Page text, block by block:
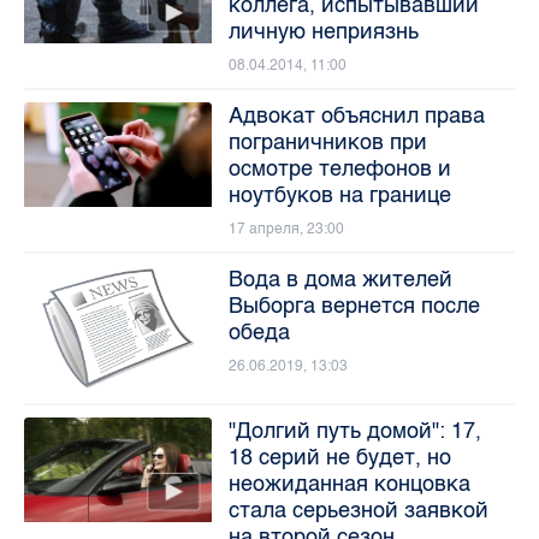
личную неприязнь
08.04.2014, 11:00
Адвокат объяснил права
пограничников при
осмотре телефонов и
ноутбуков на границе
17 апреля, 23:00
Вода в дома жителей
Выборга вернется после
обеда
26.06.2019, 13:03
"Долгий путь домой": 17,
18 серий не будет, но
неожиданная концовка
стала серьезной заявкой